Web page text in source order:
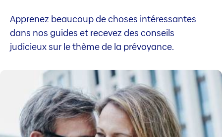
Apprenez beaucoup de choses intéressantes
dans nos guides et recevez des conseils
judicieux sur le thème de la prévoyance.